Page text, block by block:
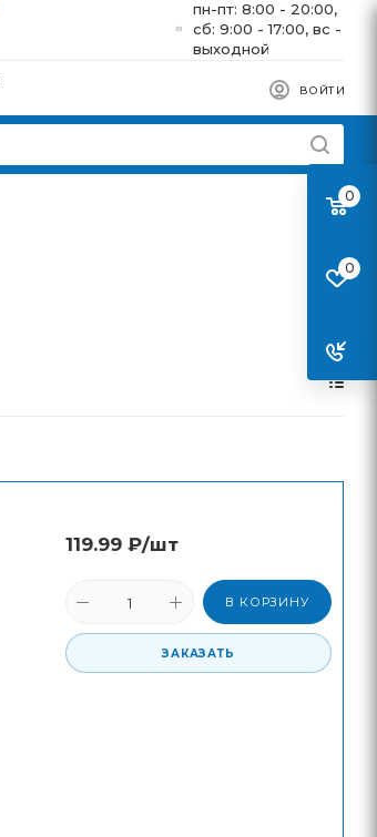
пн-пт: 8:00 - 20:00,
сб: 9:00 - 17:00, вс -
выходной
ВОЙТИ
119.99 ₽/шт
В КОРЗИНУ
ЗАКАЗАТЬ
0
0